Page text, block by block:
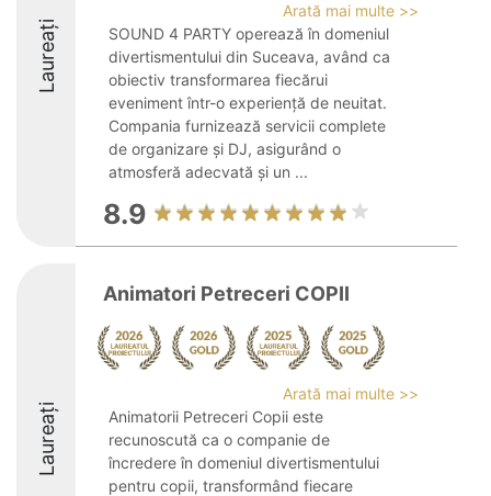
Laureați
Arată mai multe >>
SOUND 4 PARTY operează în domeniul
divertismentului din Suceava, având ca
obiectiv transformarea fiecărui
eveniment într-o experiență de neuitat.
Compania furnizează servicii complete
de organizare și DJ, asigurând o
atmosferă adecvată și un ...
8.9
Laureați
Animatori Petreceri COPII
Arată mai multe >>
Animatorii Petreceri Copii este
recunoscută ca o companie de
încredere în domeniul divertismentului
pentru copii, transformând fiecare